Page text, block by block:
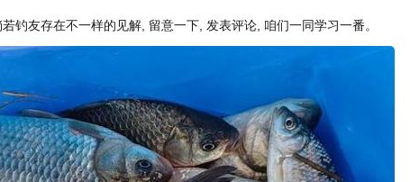
钓友存在不一样的见解, 留意一下, 发表评论, 咱们一同学习一番。